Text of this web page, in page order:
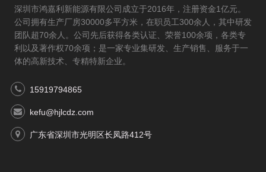
深圳市鸿嘉利新能源有限公司成立于2016年，注册资金1亿元。
公司拥有生产厂房30000多平方米，在职员工300余人，其中研发
团队超70余人。公司先后获得各类认证、荣誉100余项，各类专
利以及著作权70余项；是一家专业集研发、生产销售、服务于一
体的高新技术、专精特新企业。
15919794865
kefu@hjlcdz.com
广东省深圳市光明区长凤路412号